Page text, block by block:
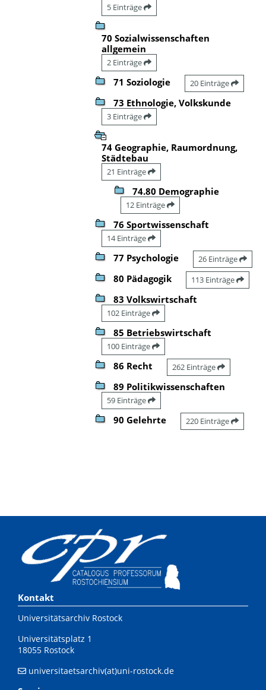
5 Einträge
70 Sozialwissenschaften
allgemein
2 Einträge
71 Soziologie 20 Einträge
73 Ethnologie, Volkskunde
3 Einträge
74 Geographie, Raumordnung,
Städtebau
21 Einträge
74.80 Demographie
12 Einträge
76 Sportwissenschaft
14 Einträge
77 Psychologie 26 Einträge
80 Pädagogik 113 Einträge
83 Volkswirtschaft
102 Einträge
85 Betriebswirtschaft
100 Einträge
86 Recht 262 Einträge
89 Politikwissenschaften
59 Einträge
90 Gelehrte 220 Einträge
Kontakt
Universitätsarchiv Rostock
Universitätsplatz 1
18055 Rostock
universitaetsarchiv(at)uni-rostock.de